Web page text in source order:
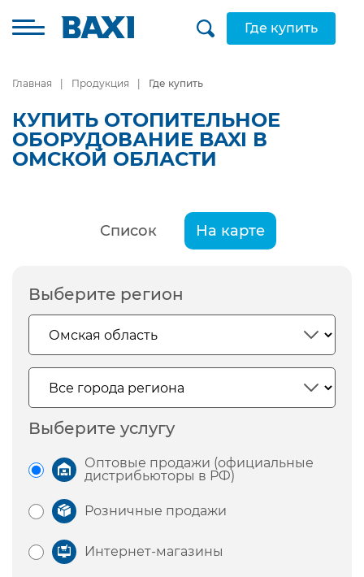
Где купить
Главная Продукция Где купить
КУПИТЬ ОТОПИТЕЛЬНОЕ
ОБОРУДОВАНИЕ BAXI В
ОМСКОЙ ОБЛАСТИ
Список На карте
Выберите регион
Выберите услугу
Оптовые продажи (официальные
дистрибьюторы в РФ)
Розничные продажи
Интернет-магазины